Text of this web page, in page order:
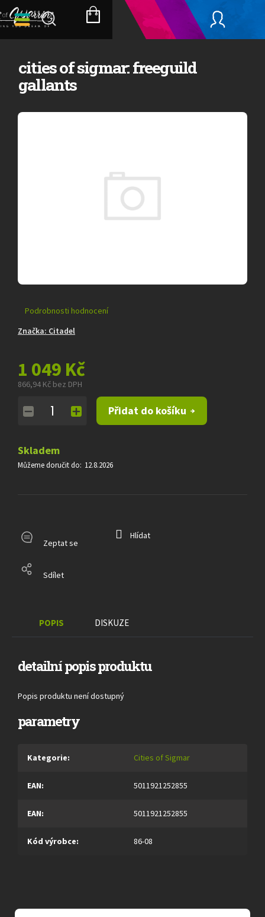
Přejít
na
obsah
NÁKUPNÍ
KOŠÍK
cities of sigmar: freeguild
gallants
Průměrné
produktu
5
hvězdiček.
Podrobnosti hodnocení
Značka: Citadel
1 049 Kč
866,94 Kč bez DPH
cena:
Přidat do košíku
Skladem
Můžeme doručit do: 12.8.2026
Zeptat se
Hlídat
Sdílet
POPIS DISKUZE
detailní popis produktu
Popis produktu není dostupný
parametry
Kategorie: Cities of Sigmar
EAN: 5011921252855
EAN: 5011921252855
Kód výrobce: 86-08